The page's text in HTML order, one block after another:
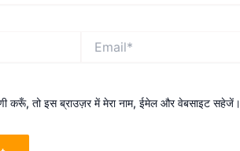
करूँ, तो इस ब्राउज़र में मेरा नाम, ईमेल और वेबसाइट सहेजें।